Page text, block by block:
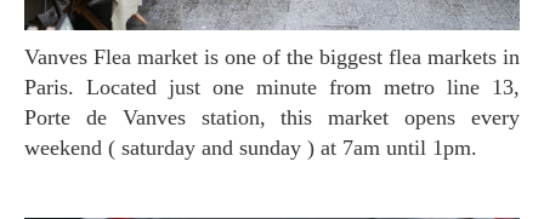
Vanves Flea market is one of the biggest flea markets in
Paris. Located just one minute from metro line 13,
Porte de Vanves station, this market opens every
weekend ( saturday and sunday ) at 7am until 1pm.